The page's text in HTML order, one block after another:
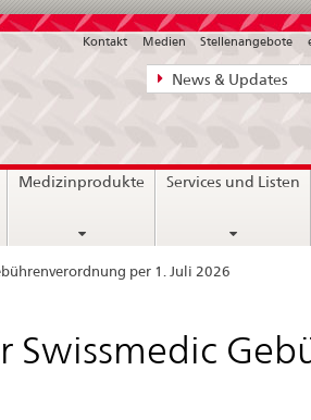
News,
Kontakt
News & Updates
Kontakt Medien Stellenangebote
Medizinprodukte Services und Listen
per 1. Juli 2026
Swissmedic